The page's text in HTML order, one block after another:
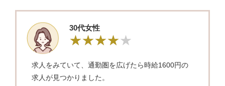
30代女性
求人をみていて、通勤圏を広げたら時給1600円の
求人が見つかりました。